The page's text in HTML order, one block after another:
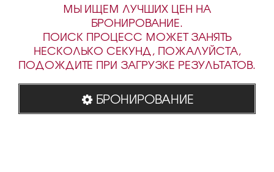
МЫ ИЩЕМ ЛУЧШИХ ЦЕН НА
БРОНИРОВАНИЕ.
ПОИСК ПРОЦЕСС МОЖЕТ ЗАНЯТЬ
НЕСКОЛЬКО СЕКУНД, ПОЖАЛУЙСТА,
ПОДОЖДИТЕ ПРИ ЗАГРУЗКЕ РЕЗУЛЬТАТОВ.
БРОНИРОВАНИЕ